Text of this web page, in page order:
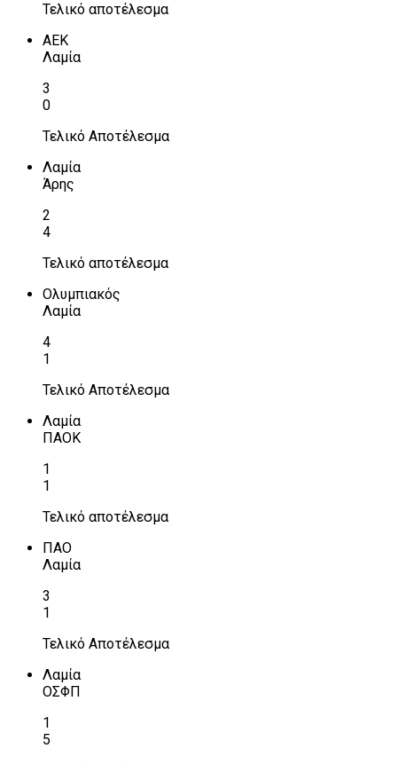
Τελικό αποτέλεσμα
ΑΕΚ
Λαμία
3
0
Τελικό Αποτέλεσμα
Λαμία
Άρης
2
4
Τελικό αποτέλεσμα
Ολυμπιακός
Λαμία
4
1
Τελικό Αποτέλεσμα
Λαμία
ΠΑΟΚ
1
1
Τελικό αποτέλεσμα
ΠΑΟ
Λαμία
3
1
Τελικό Αποτέλεσμα
Λαμία
ΟΣΦΠ
1
5